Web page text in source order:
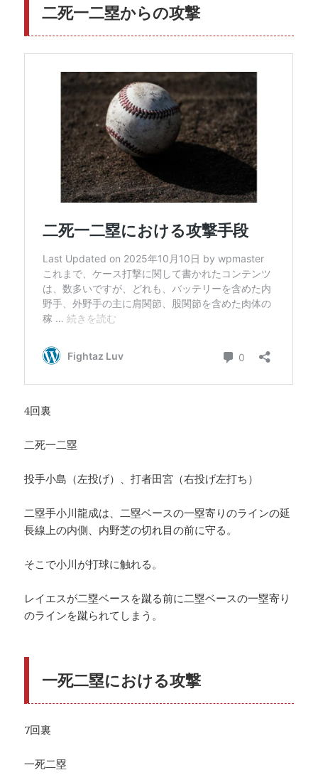
二死一二塁からの攻撃
4回裏
二死一二塁
投手小島（左投げ）、打者田宮（右投げ左打ち）
二塁手小川龍成は、二塁ベースの一塁寄りのラインの延
長線上の内側、内野芝の切れ目の前に守る。
そこで小川が打球に触れる。
レイエスが二塁ベースを蹴る前に二塁ベースの一塁寄り
のラインを蹴られてしまう。
一死二塁における攻撃
7回裏
一死二塁